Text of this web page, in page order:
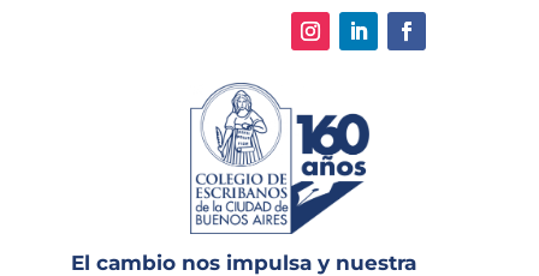
El cambio nos impulsa y nuestra